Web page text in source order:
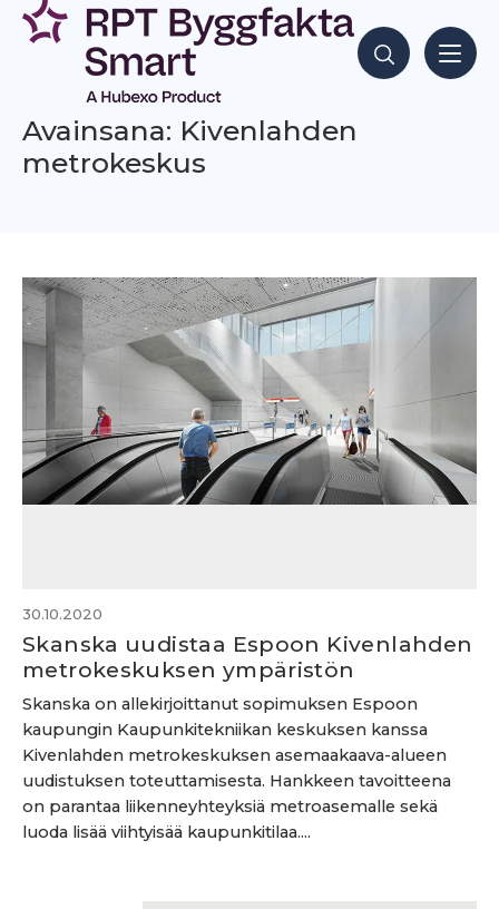
Siirry
sisältöön
Hae sisältöjä
Avainsana: Kivenlahden
metrokeskus
30.10.2020
Skanska uudistaa Espoon Kivenlahden
metrokeskuksen ympäristön
Skanska on allekirjoittanut sopimuksen Espoon
kaupungin Kaupunkitekniikan keskuksen kanssa
Kivenlahden metrokeskuksen asemaakaava-alueen
uudistuksen toteuttamisesta. Hankkeen tavoitteena
on parantaa liikenneyhteyksiä metroasemalle sekä
luoda lisää viihtyisää kaupunkitilaa....